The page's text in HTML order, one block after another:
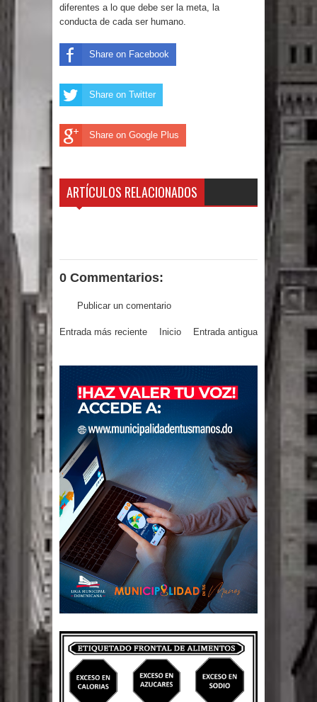
España
vigente desde 2006 y exige ley del
Congreso
supervisa obra relleno sanitario y se
muertos
modificaciones al nuevo Código Penal
Diputado Félix Michell Rodríguez
reveló que con Presupuesto
Complementario gobierno endeuda
país con 3,500 millones de dólares
El PRM tendrá desde el próximo
domingo una dirección de hombres
diferentes a lo que debe ser la meta, la
conducta de cada ser humano.
Share on Facebook
Share on Twitter
Share on Google Plus
ARTÍCULOS RELACIONADOS
0 Commentarios:
Publicar un comentario
Entrada más reciente Entrada antigua
Inicio